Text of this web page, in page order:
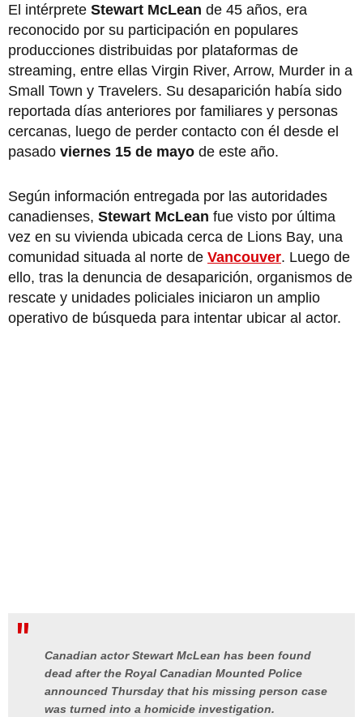
El intérprete Stewart McLean de 45 años, era
reconocido por su participación en populares
producciones distribuidas por plataformas de
streaming, entre ellas Virgin River, Arrow, Murder in a
Small Town y Travelers. Su desaparición había sido
reportada días anteriores por familiares y personas
cercanas, luego de perder contacto con él desde el
pasado viernes 15 de mayo de este año.
Según información entregada por las autoridades
canadienses, Stewart McLean fue visto por última
vez en su vivienda ubicada cerca de Lions Bay, una
comunidad situada al norte de Vancouver. Luego de
ello, tras la denuncia de desaparición, organismos de
rescate y unidades policiales iniciaron un amplio
operativo de búsqueda para intentar ubicar al actor.
Canadian actor Stewart McLean has been found
dead after the Royal Canadian Mounted Police
announced Thursday that his missing person case
was turned into a homicide investigation.